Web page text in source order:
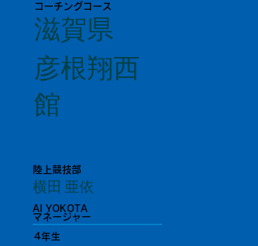
コーチングコース
滋賀県
彦根翔西
館
陸上競技部
横田 亜依
AI YOKOTA
マネージャー
4年生